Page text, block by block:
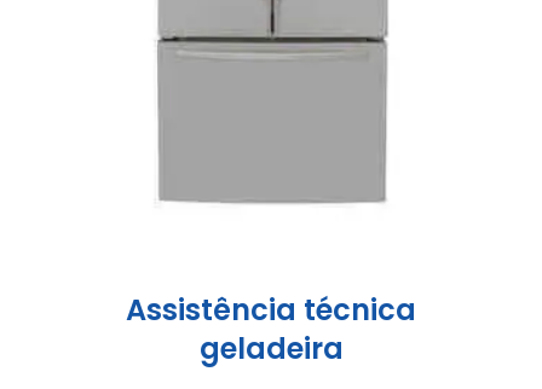
Assistência técnica
geladeira